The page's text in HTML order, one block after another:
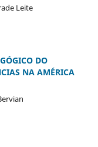
Leite
DO
NA AMÉRICA